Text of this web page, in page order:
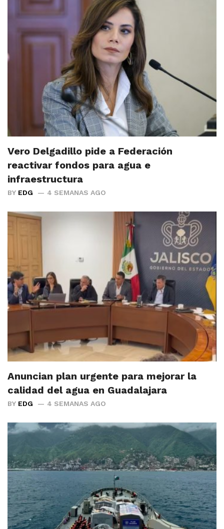
Vero Delgadillo pide a Federación
reactivar fondos para agua e
infraestructura
BY EDG 4 SEMANAS AGO
Anuncian plan urgente para mejorar la
calidad del agua en Guadalajara
BY EDG 4 SEMANAS AGO